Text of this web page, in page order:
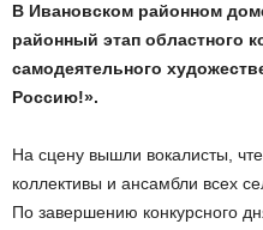
В Ивановском районном
районный этап областного
самодеятельного
Россию!».
На сцену вышли вокалисты,
коллективы и ансамбли всех
По завершению конкурсного